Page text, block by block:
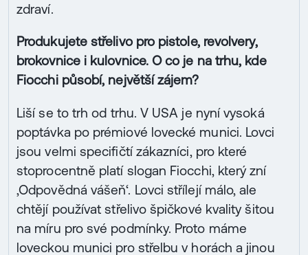
zdraví.
Produkujete střelivo pro pistole, revolvery,
brokovnice i kulovnice. O co je na trhu, kde
Fiocchi působí, největší zájem?
Liší se to trh od trhu. V USA je nyní vysoká
poptávka po prémiové lovecké munici. Lovci
jsou velmi specifičtí zákazníci, pro které
stoprocentně platí slogan Fiocchi, který zní
‚Odpovědná vášeň‘. Lovci střílejí málo, ale
chtějí používat střelivo špičkové kvality šitou
na míru pro své podmínky. Proto máme
loveckou munici pro střelbu v horách a jinou